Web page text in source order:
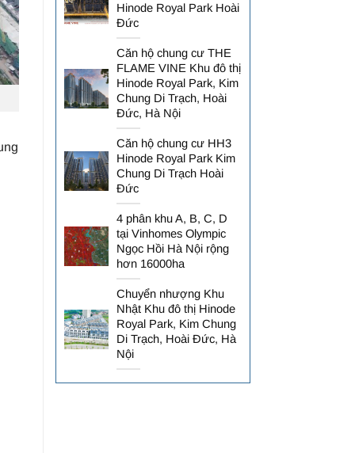
Hinode Royal Park Hoài
Đức
Căn hộ chung cư THE
FLAME VINE Khu đô thị
Hinode Royal Park, Kim
Chung Di Trạch, Hoài
Đức, Hà Nội
Căn hộ chung cư HH3
Hinode Royal Park Kim
Chung Di Trạch Hoài
Đức
4 phân khu A, B, C, D
tại Vinhomes Olympic
Ngọc Hồi Hà Nội rộng
hơn 16000ha
Chuyển nhượng Khu
Nhật Khu đô thị Hinode
Royal Park, Kim Chung
Di Trạch, Hoài Đức, Hà
Nội